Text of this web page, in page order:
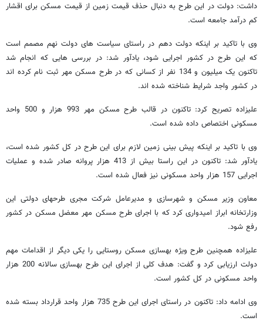
داشت: دولت در این طرح به دنبال حذف قیمت زمین از قیمت مسکن برای اقشار
کم درآمد جامعه است.
وی با تاکید بر اینکه دولت دهم در راستای سیاست های دولت نهم مصمم است
که این طرح در کشور اجرایی شود، یادآور شد: در بررسی هایی که انجام شد
تاکنون یک میلیون و 134 نفر از کسانی که در طرح مسکن مهر ثبت نام کرده اند
در کشور واجد شرایط شناخته شده اند.
علیزاده تصریح کرد: تاکنون در قالب طرح مسکن مهر 993 هزار و 500 واحد
مسکونی اختصاص داده شده است.
وی با تاکید بر اینکه پیش بینی زمین لازم برای این طرح در کل کشور شده است،
یادآور شد: تاکنون در این راستا بیش از 413 هزار پروانه صادر شده و عملیات
اجرایی 157 هزار واحد مسکونی نیز فعال شده است.
معاون وزیر مسکن و شهرسازی و مدیرعامل شرکت مجری طرحهای دولتی این
وزارتخانه ابراز امیدواری کرد که با اجرای طرح مسکن مهر معضل مسکن در کشور
رفع شود.
علیزاده همچنین طرح ویژه بهسازی مسکن روستایی را یکی دیگر از اقدامات مهم
دولت ارزیابی کرد و گفت: هدف کلی از اجرای این طرح بهسازی سالانه 200 هزار
واحد مسکونی در کل کشور است.
وی ادامه داد: تاکنون در راستای اجرای این طرح 735 هزار واحد قرارداد بسته شده
است.